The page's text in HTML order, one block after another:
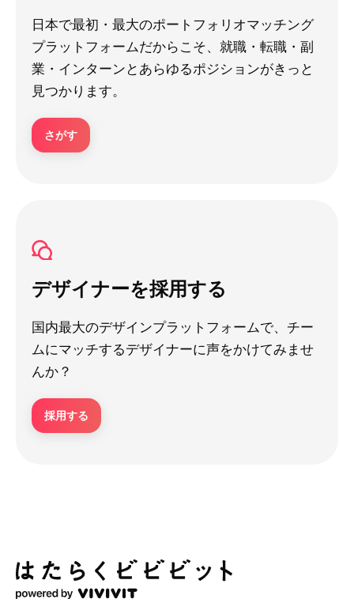
日本で最初・最大のポートフォリオマッチング
プラットフォームだからこそ、就職・転職・副
業・インターンとあらゆるポジションがきっと
見つかります。
さがす
デザイナーを採用する
国内最大のデザインプラットフォームで、チー
ムにマッチするデザイナーに声をかけてみませ
んか？
採用する